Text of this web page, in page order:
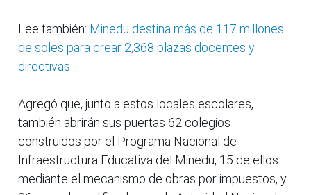
Lee también: Minedu destina más de 117 millones
de soles para crear 2,368 plazas docentes y
directivas
Agregó que, junto a estos locales escolares,
también abrirán sus puertas 62 colegios
construidos por el Programa Nacional de
Infraestructura Educativa del Minedu, 15 de ellos
mediante el mecanismo de obras por impuestos, y